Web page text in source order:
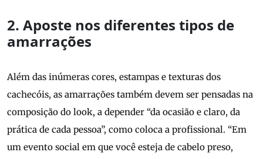
2. Aposte nos diferentes tipos de
amarrações
Além das inúmeras cores, estampas e texturas dos
cachecóis, as amarrações também devem ser pensadas na
composição do look, a depender “da ocasião e claro, da
prática de cada pessoa”, como coloca a profissional. “Em
um evento social em que você esteja de cabelo preso,